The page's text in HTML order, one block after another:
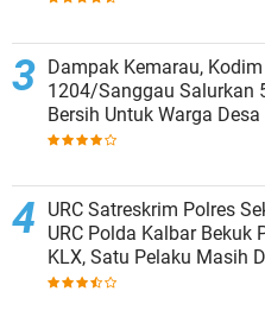
Dampak Kemarau, Kodim
1204/Sanggau Salurkan
Bersih Untuk Warga
URC Satreskrim Polres
URC Polda Kalbar Bekuk
KLX, Satu Pelaku Masih